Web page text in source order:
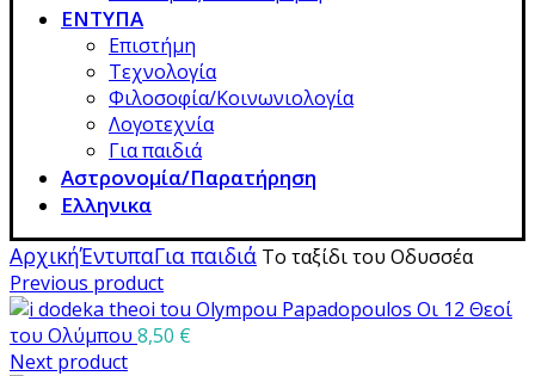
ΕΝΤΥΠΑ
Επιστήμη
Τεχνολογία
Φιλοσοφία/Κοινωνιολογία
Λογοτεχνία
Για παιδιά
Αστρονομία/Παρατήρηση
Ελληνικα
ΑρχικήΈντυπαΓια παιδιά Το ταξίδι του Οδυσσέα
Previous product
Οι 12 Θεοί
του Ολύμπου 8,50 €
Next product